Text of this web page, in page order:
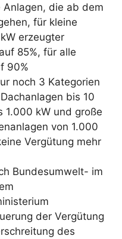
die ab dem
für kleine
erzeugter
85%, für alle
90%
noch 3 Kategorien
bis 10
1.000 kW und große
von 1.000
Vergütung mehr
Bundesumwelt- im
der Vergütung
des